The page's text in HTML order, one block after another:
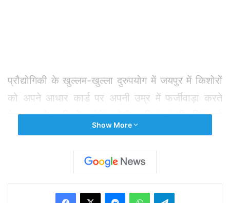
प्रौद्योगिकी के खुल्लम-खुल्ला दुरुपयोग में जयपुर में किशोरों
को अपने आधार कार्ड पर अपनी उम्र में फर्जीवाड़ा करते
देखा गया है, ताकि वे ए-रेटेड बॉलीवुड फिल्म ‘कबीर सिंह’ को
देख सकें। शाहिद कपूर अभिनीत फिल्म कबीर सिंह सिनेमा
हॉल में सुपरहिट चल रही है। लेकिन इसे ‘वयस्क’ प्रमाण
पत्र मिला हुआ है, जिससे 18 वर्ष से कम आयु के लोग फिल्म
नहीं देख सकते। यह एक बड़ी समस्या है।
Show More